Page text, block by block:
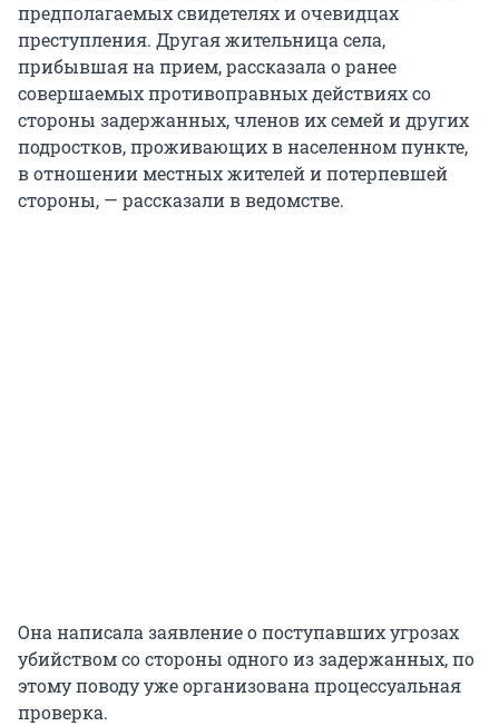
предполагаемых свидетелях и очевидцах
преступления. Другая жительница села,
прибывшая на прием, рассказала о ранее
совершаемых противоправных действиях со
стороны задержанных, членов их семей и других
подростков, проживающих в населенном пункте,
в отношении местных жителей и потерпевшей
стороны, — рассказали в ведомстве.
Она написала заявление о поступавших угрозах
убийством со стороны одного из задержанных, по
этому поводу уже организована процессуальная
проверка.